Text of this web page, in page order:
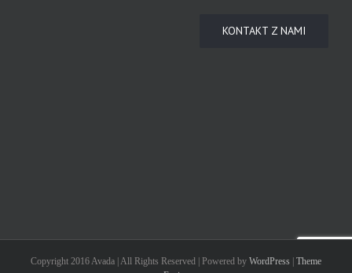
KONTAKT Z NAMI
Copyright 2016 Avada | All Rights Reserved | Powered by WordPress | Theme